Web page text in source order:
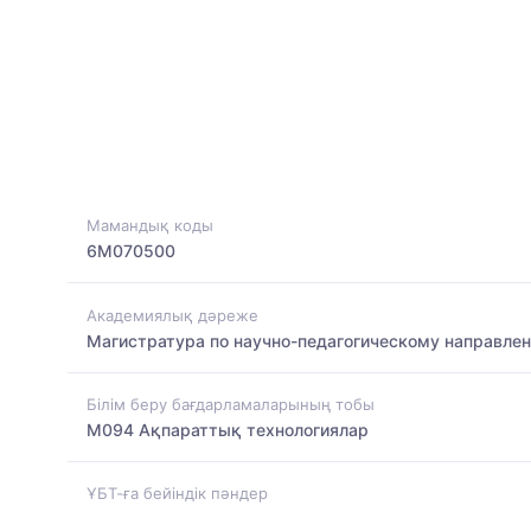
Мамандық коды
6M070500
Академиялық дәреже
Магистратура по научно-педагогическому
Білім беру бағдарламаларының тобы
M094 Ақпараттық технологиялар
ҰБТ-ға бейіндік пәндер